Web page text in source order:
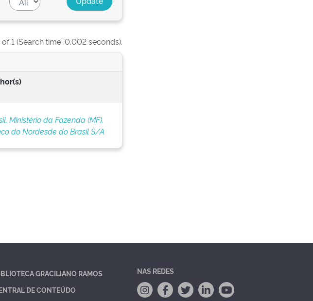
of 1 (Search time: 0.002 seconds).
Ministério da Fazenda (MF).
do Nordesde do Brasil S/A
GRACILIANO RAMOS
DE CONTEÚDO
NAS REDES